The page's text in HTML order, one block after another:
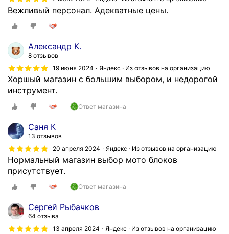
Вежливый персонал. Адекватные цены.
Александр К.
8 отзывов
19 июня 2024
Яндекс · Из отзывов на организацию
Хоршый магазин с большим выбором, и недорогой
инструмент.
Ответ магазина
Саня К
13 отзывов
20 апреля 2024
Яндекс · Из отзывов на организацию
Нормальный магазин выбор мото блоков
присутствует.
Ответ магазина
Сергей Рыбачков
64 отзыва
13 апреля 2024
Яндекс · Из отзывов на организацию